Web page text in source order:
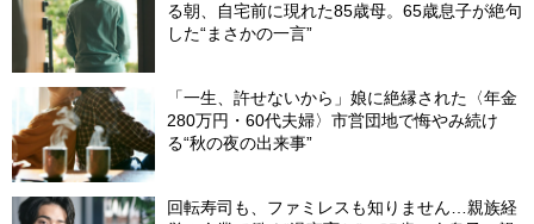
る朝、自宅前に現れた85歳母。65歳息子が絶句
した“まさかの一言”
「一生、許せないから」娘に絶縁された〈年金
280万円・60代夫婦〉市営団地で悔やみ続け
る“秋の夜の出来事”
回転寿司も、ファミレスも知りません…親族経